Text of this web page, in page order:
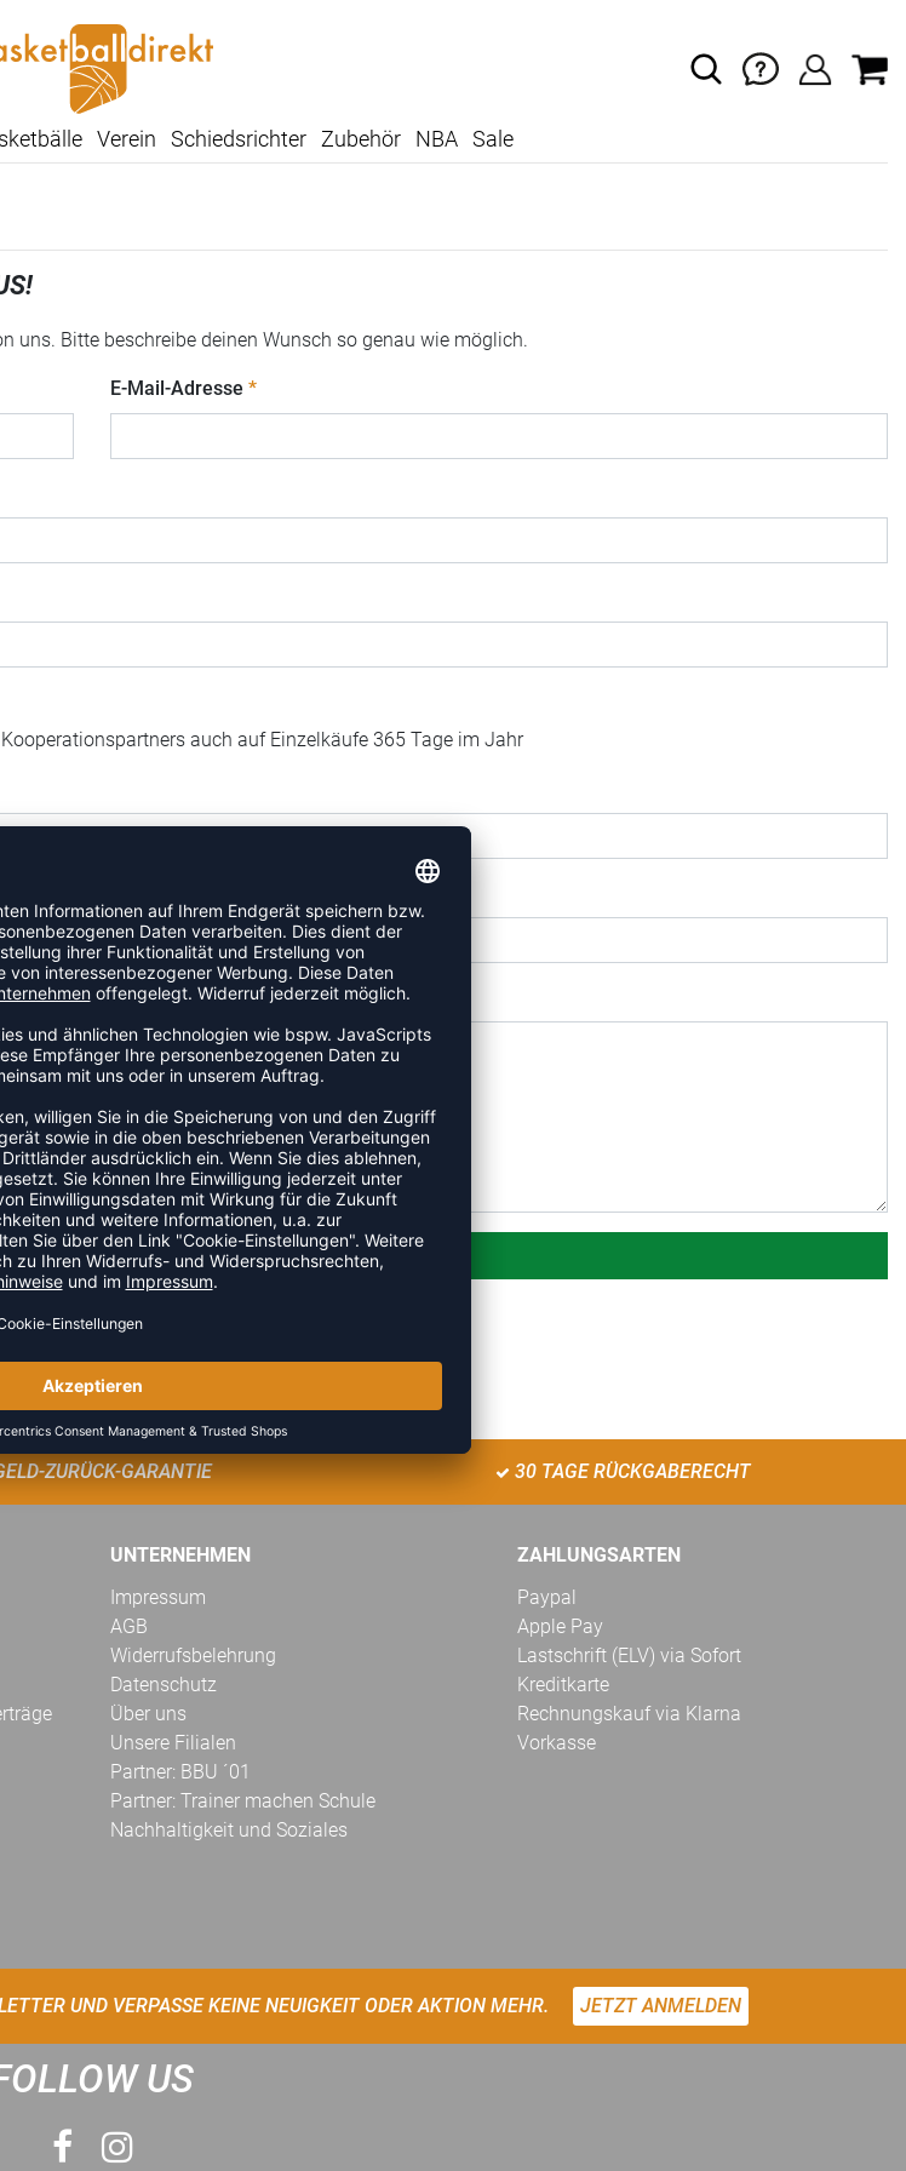
Verein Schiedsrichter Zubehör NBA Sale
uns. Bitte beschreibe deinen Wunsch so genau wie möglich.
E-Mail-Adresse
auch auf Einzelkäufe 365 Tage im Jahr
SENDEN
ZURÜCK-GARANTIE 30 TAGE RÜCKGABERECHT
UNTERNEHMEN
Impressum
AGB
Widerrufsbelehrung
Datenschutz
Über uns
Unsere Filialen
Partner: BBU ´01
Partner: Trainer machen Schule
Nachhaltigkeit und Soziales
ZAHLUNGSARTEN
Paypal
Apple Pay
Lastschrift (ELV) via Sofort
Kreditkarte
Rechnungskauf via Klarna
Vorkasse
UND VERPASSE KEINE NEUIGKEIT ODER AKTION MEHR. JETZT ANMELDEN
US